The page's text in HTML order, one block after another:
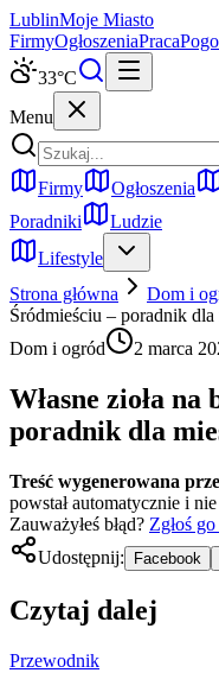
LublinMoje Miasto
FirmyOgłoszeniaPraca
33°C
Menu
Firmy Ogłoszenia
Poradniki
Ludzie
Lifestyle
Strona główna
Dom i
Śródmieściu – poradnik
Dom i ogród
2 marca
Własne zioła
poradnik dla
Treść wygenerowana
powstał automatycznie i
Zauważyłeś błąd? Zgłoś
Udostępnij:
Facebook
Czytaj dalej
Przewodnik